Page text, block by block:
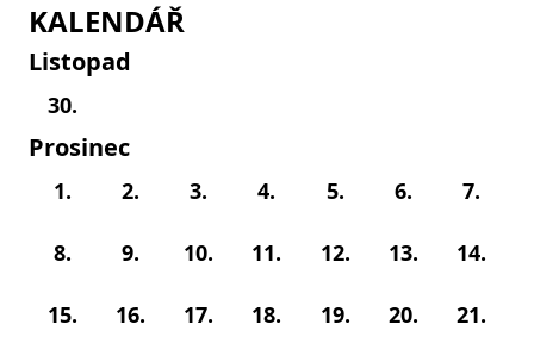
KALENDÁŘ
Listopad
30.
Prosinec
1. 2. 3. 4. 5. 6. 7.
8. 9. 10. 11. 12. 13. 14.
15. 16. 17. 18. 19. 20. 21.